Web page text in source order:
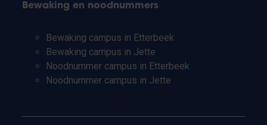
Bewaking en noodnummers
Bewaking campus in Etterbeek
Bewaking campus in Jette
Noodnummer campus in Etterbeek
Noodnummer campus in Jette